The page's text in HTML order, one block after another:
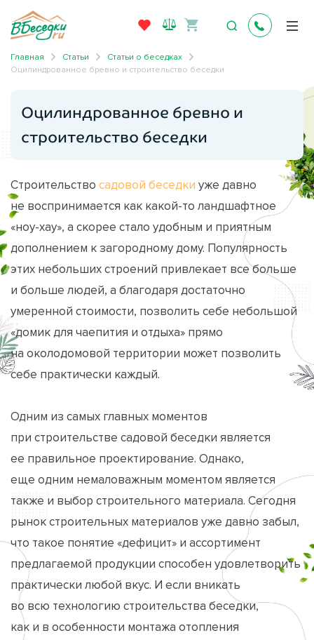
Главная Статьи
Статьи о беседках
Оцилиндрованное бревно и строительство беседки
Оцилиндрованное бревно и
строительство беседки
Строительство садовой беседки уже давно
не воспринимается как какой-то ландшафтное
«ноу-хау», а скорее стало удобным и приятным
дополнением к загородному дому. Популярность
этих небольших строений привлекает все больше
и больше людей, а благодаря достаточно
умеренной стоимости, позволить себе небольшой
«домик для чаепития и отдыха» прямо
на околодомовой территории может позволить
себе практически каждый.
Одним из самых главных моментов
при строительстве садовой беседки является
ее правильное проектирование. Однако,
еще одним немаловажным моментом является
также и выбор строительного материала. Сегодня
рынок строительных материалов уже давно забыл,
что такое понятие «дефицит» и ассортимент
предлагаемой продукции способен удовлетворить
практически любой вкус. И если вникать
во всю технологию строительства беседки,
как и в особенности монтажа отопления